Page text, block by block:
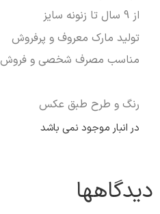
از 9 سال تا زنونه سایز
تولید مارک معروف و پرفروش
مناسب مصرف شخصی و فروش
رنگ و طرح طبق عکس
در انبار موجود نمی باشد
دیدگاهها